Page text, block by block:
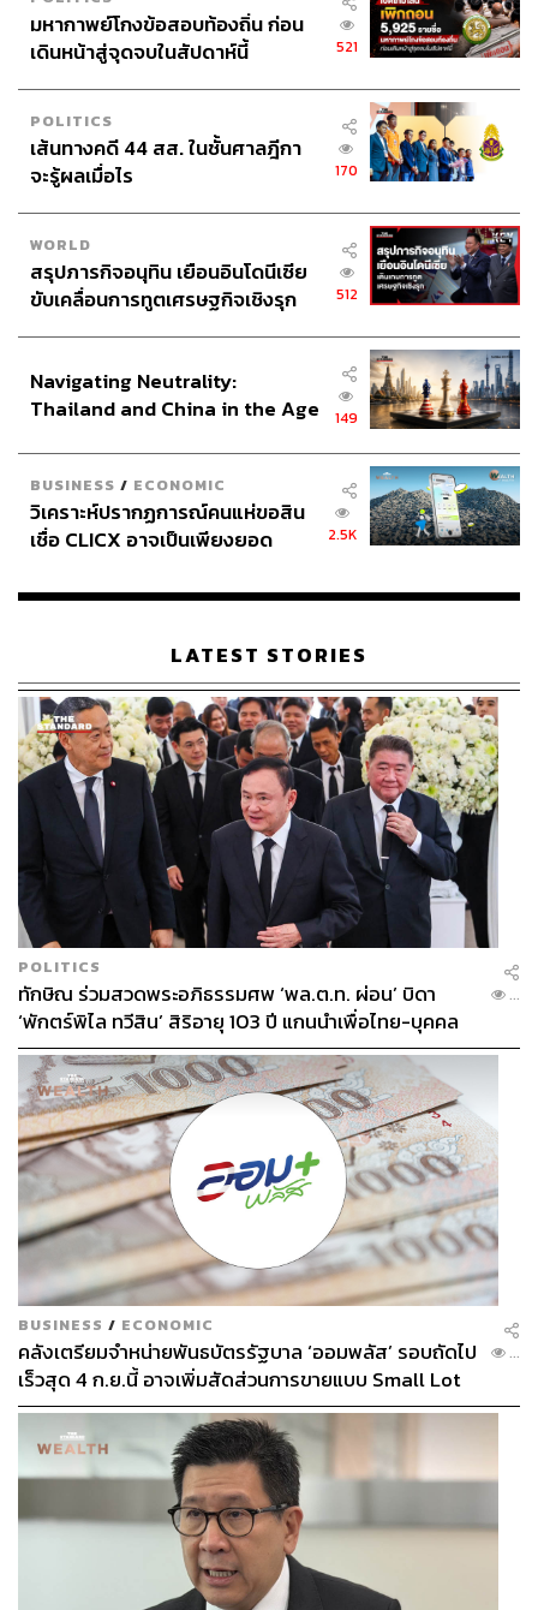
มหากาพย์โกงข้อสอบท้องถิ่น ก่อน
เดินหน้าสู่จุดจบในสัปดาห์นี้
521
POLITICS
เส้นทางคดี 44 สส. ในชั้นศาลฎีกา
จะรู้ผลเมื่อไร
170
WORLD
สรุปภารกิจอนุทิน เยือนอินโดนีเซีย
ขับเคลื่อนการทูตเศรษฐกิจเชิงรุก
512
Navigating Neutrality:
Thailand and China in the Age
149
BUSINESS / ECONOMIC
วิเคราะห์ปรากฏการณ์คนแห่ขอสิน
เชื่อ CLICX อาจเป็นเพียงยอด
เรือนไทยที่ถูกซุกไว้
2.5K
LATEST STORIES
POLITICS
ทักษิณ ร่วมสวดพระอภิธรรมศพ ‘พล.ต.ท. ผ่อน’ บิดา
‘พักตร์พิไล ทวีสิน’ สิริอายุ 103 ปี แกนนำเพื่อไทย-บุคคล
หลากวงการร่วมอาลัย
...
BUSINESS / ECONOMIC
คลังเตรียมจำหน่ายพันธบัตรรัฐบาล ‘ออมพลัส’ รอบถัดไป
เร็วสุด 4 ก.ย.นี้ อาจเพิ่มสัดส่วนการขายแบบ Small Lot
First มากขึ้น
...